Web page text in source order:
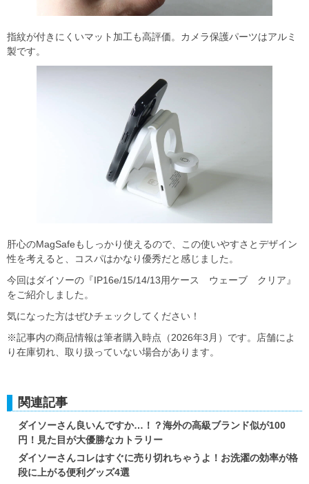
指紋が付きにくいマット加工も高評価。カメラ保護パーツはアルミ
製です。
肝心のMagSafeもしっかり使えるので、この使いやすさとデザイン
性を考えると、コスパはかなり優秀だと感じました。
今回はダイソーの『IP16e/15/14/13用ケース ウェーブ クリア』
をご紹介しました。
気になった方はぜひチェックしてください！
※記事内の商品情報は筆者購入時点（2026年3月）です。店舗によ
り在庫切れ、取り扱っていない場合があります。
関連記事
ダイソーさん良いんですか…！？海外の高級ブランド似が100
円！見た目が大優勝なカトラリー
ダイソーさんコレはすぐに売り切れちゃうよ！お洗濯の効率が格
段に上がる便利グッズ4選